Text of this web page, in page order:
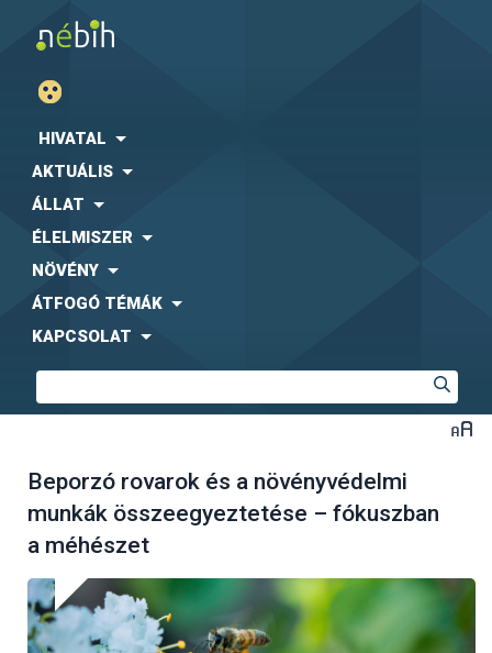
HIVATAL
AKTUÁLIS
ÁLLAT
ÉLELMISZER
NÖVÉNY
ÁTFOGÓ TÉMÁK
KAPCSOLAT
Beporzó rovarok és a növényvédelmi
munkák összeegyeztetése – fókuszban
a méhészet